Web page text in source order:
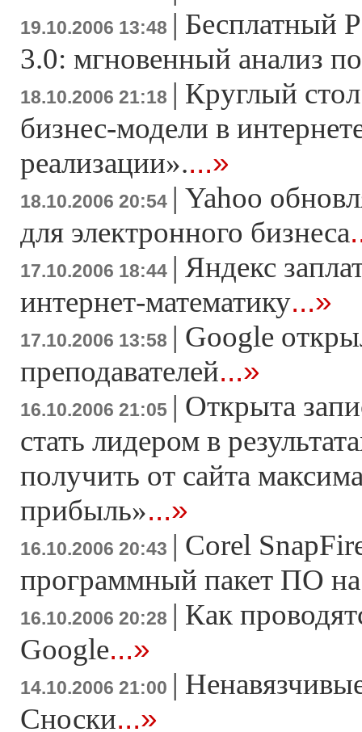
19.10.2006 13:48 | Бесплатный
3.0: мгновенный анализ
18.10.2006 21:18 | Круглый
бизнес-модели в
реализации»....»
18.10.2006 20:54 | Yahoo
для электронного бизнеса
17.10.2006 18:44 | Яндекс
интернет-математику...»
17.10.2006 13:58 | Google
преподавателей...»
16.10.2006 21:05 | Открыта
стать лидером в
получить от сайта
прибыль»...»
16.10.2006 20:43 | Corel
программный пакет ПО
16.10.2006 20:28 | Как
Google...»
14.10.2006 21:00 |
Сноски...»